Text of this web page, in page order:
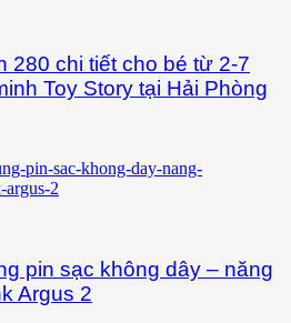
280 chi tiết cho bé từ 2-7
Toy Story tại Hải Phòng
pin sạc không dây – năng
Argus 2